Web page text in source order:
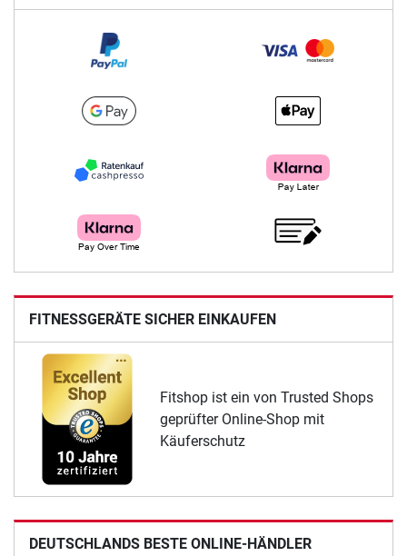
FITNESSGERÄTE SICHER EINKAUFEN
Fitshop ist ein von Trusted Shops
geprüfter Online-Shop mit
Käuferschutz
DEUTSCHLANDS BESTE ONLINE-HÄNDLER